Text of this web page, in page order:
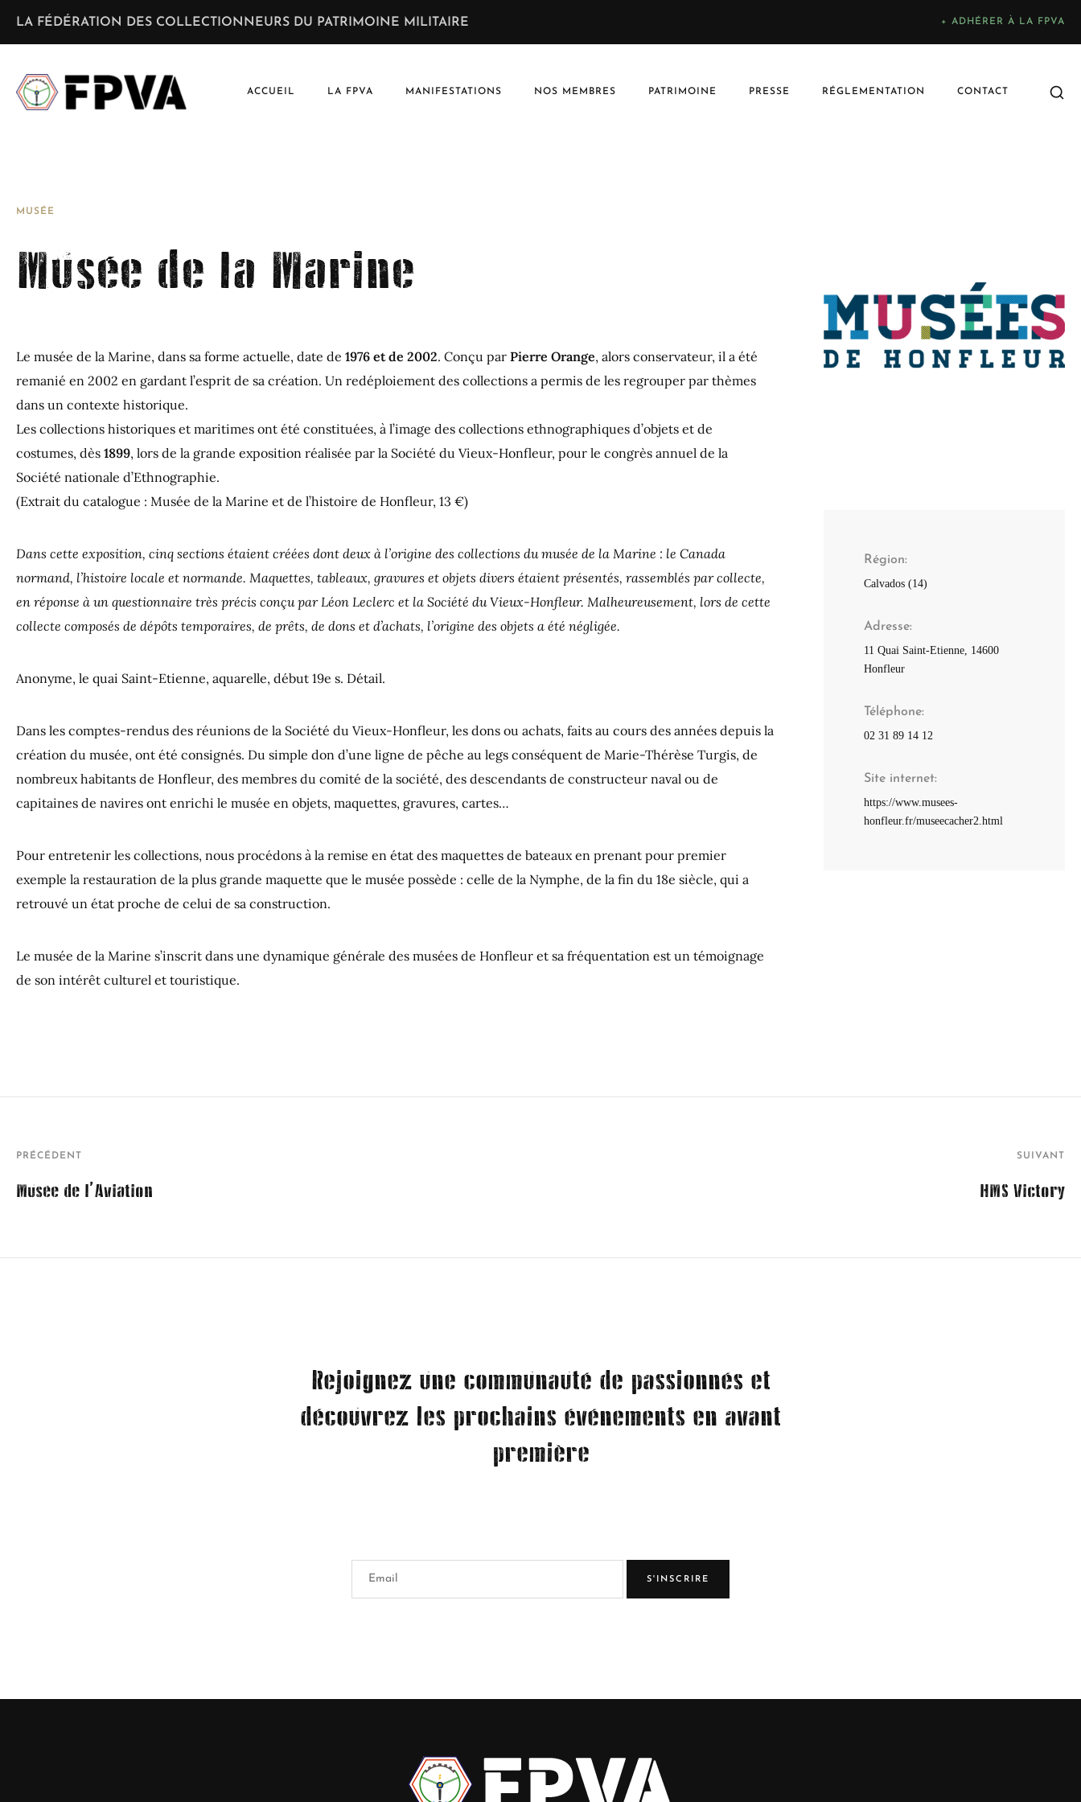
LA FÉDÉRATION DES COLLECTIONNEURS DU PATRIMOINE MILITAIRE + ADHÉRER À LA FPVA
ACCUEIL LA FPVA MANIFESTATIONS NOS MEMBRES PATRIMOINE PRESSE RÉGLEMENTATION CONTACT
MUSÉE
Musée de la Marine
Le musée de la Marine, dans sa forme actuelle, date de 1976 et de 2002. Conçu par Pierre Orange, alors conservateur, il a été
remanié en 2002 en gardant l’esprit de sa création. Un redéploiement des collections a permis de les regrouper par thèmes
dans un contexte historique.
Les collections historiques et maritimes ont été constituées, à l’image des collections ethnographiques d’objets et de
costumes, dès 1899, lors de la grande exposition réalisée par la Société du Vieux-Honfleur, pour le congrès annuel de la
Société nationale d’Ethnographie.
(Extrait du catalogue : Musée de la Marine et de l’histoire de Honfleur, 13 €)
Dans cette exposition, cinq sections étaient créées dont deux à l’origine des collections du musée de la Marine : le Canada
normand, l’histoire locale et normande. Maquettes, tableaux, gravures et objets divers étaient présentés, rassemblés par collecte,
en réponse à un questionnaire très précis conçu par Léon Leclerc et la Société du Vieux-Honfleur. Malheureusement, lors de cette
collecte composés de dépôts temporaires, de prêts, de dons et d’achats, l’origine des objets a été négligée.
Anonyme, le quai Saint-Etienne, aquarelle, début 19e s. Détail.
Dans les comptes-rendus des réunions de la Société du Vieux-Honfleur, les dons ou achats, faits au cours des années depuis la
création du musée, ont été consignés. Du simple don d’une ligne de pêche au legs conséquent de Marie-Thérèse Turgis, de
nombreux habitants de Honfleur, des membres du comité de la société, des descendants de constructeur naval ou de
capitaines de navires ont enrichi le musée en objets, maquettes, gravures, cartes…
Pour entretenir les collections, nous procédons à la remise en état des maquettes de bateaux en prenant pour premier
exemple la restauration de la plus grande maquette que le musée possède : celle de la Nymphe, de la fin du 18e siècle, qui a
retrouvé un état proche de celui de sa construction.
Le musée de la Marine s’inscrit dans une dynamique générale des musées de Honfleur et sa fréquentation est un témoignage
de son intérêt culturel et touristique.
Région
Calvados (14)
Adresse
11 Quai Saint-Etienne, 14600
Honfleur
Téléphone
02 31 89 14 12
Site internet
https://www.musees-
honfleur.fr/museecacher2.html
PRÉCÉDENT
Musée de l’Aviation
SUIVANT
HMS Victory
Rejoignez une communauté de passionnés et
découvrez les prochains événements en avant
première
S'INSCRIRE